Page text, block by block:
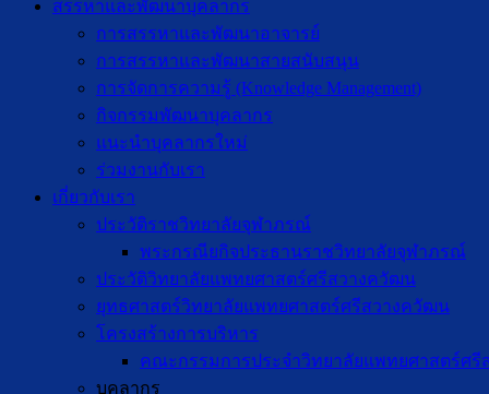
สรรหาและพัฒนาบุคลากร
การสรรหาและพัฒนาอาจารย์
การสรรหาและพัฒนาสายสนับสนุน
การจัดการความรู้ (Knowledge Management)
กิจกรรมพัฒนาบุคลากร
แนะนำบุคลากรใหม่
ร่วมงานกับเรา
เกี่ยวกับเรา
ประวัติราชวิทยาลัยจุฬาภรณ์
พระกรณียกิจประธานราชวิทยาลัยจุฬาภรณ์
ประวัติวิทยาลัยแพทยศาสตร์ศรีสวางควัฒน
ยุทธศาสตร์วิทยาลัยแพทยศาสตร์ศรีสวางควัฒน
โครงสร้างการบริหาร
คณะกรรมการประจำวิทยาลัยแพทยศาสตร์ศรี
บุคลากร